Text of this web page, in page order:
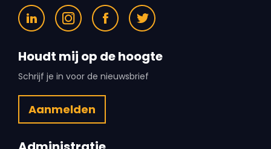
Houdt mij op de hoogte
Schrijf je in voor de nieuwsbrief
Aanmelden